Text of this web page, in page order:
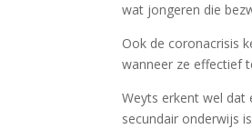
wat jongeren die
Ook de coronacrisis
wanneer ze effectief
Weyts erkent wel dat
secundair onderwijs